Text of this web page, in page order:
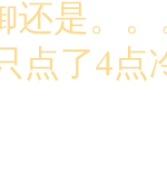
还是。
点了4点